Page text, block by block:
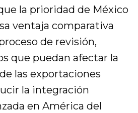
la prioridad de México
ventaja comparativa
de revisión,
que puedan afectar la
las exportaciones
la integración
en América del